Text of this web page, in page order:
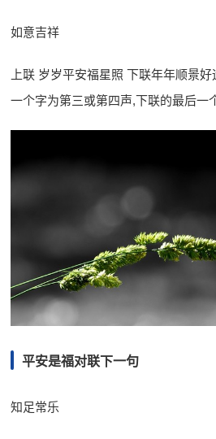
如意吉祥
上联 岁岁平安福星照 下联年年顺景
一个字为第三或第四声,下联的最后一
平安是福对联下一句
知足常乐